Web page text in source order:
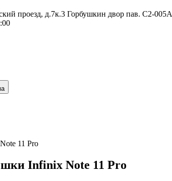
проезд, д.7к.3 Горбушкин двор пав. C2-005A
11 Pro
Infinix Note 11 Pro